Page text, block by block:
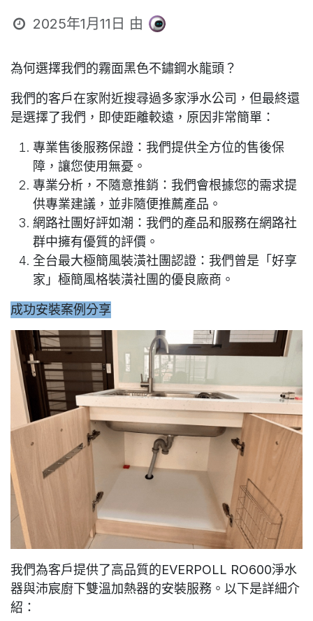
2025年1月11日 由
為何選擇我們的霧面黑色不鏽鋼水龍頭？
我們的客戶在家附近搜尋過多家淨水公司，但最終還
是選擇了我們，即使距離較遠，原因非常簡單：
專業售後服務保證 ：我們提供全方位的售後保
障，讓您使用無憂。
專業分析，不隨意推銷 ：我們會根據您的需求提
供專業建議，並非隨便推薦產品。
網路社團好評如潮 ：我們的產品和服務在網路社
群中擁有優質的評價。
全台最大極簡風裝潢社團認證 ：我們曾是「好享
家」極簡風格裝潢社團的優良廠商。
成功安裝案例分享
我們為客戶提供了高品質的EVERPOLL RO600淨水
器與沛宸廚下雙溫加熱器的安裝服務。以下是詳細介
紹：